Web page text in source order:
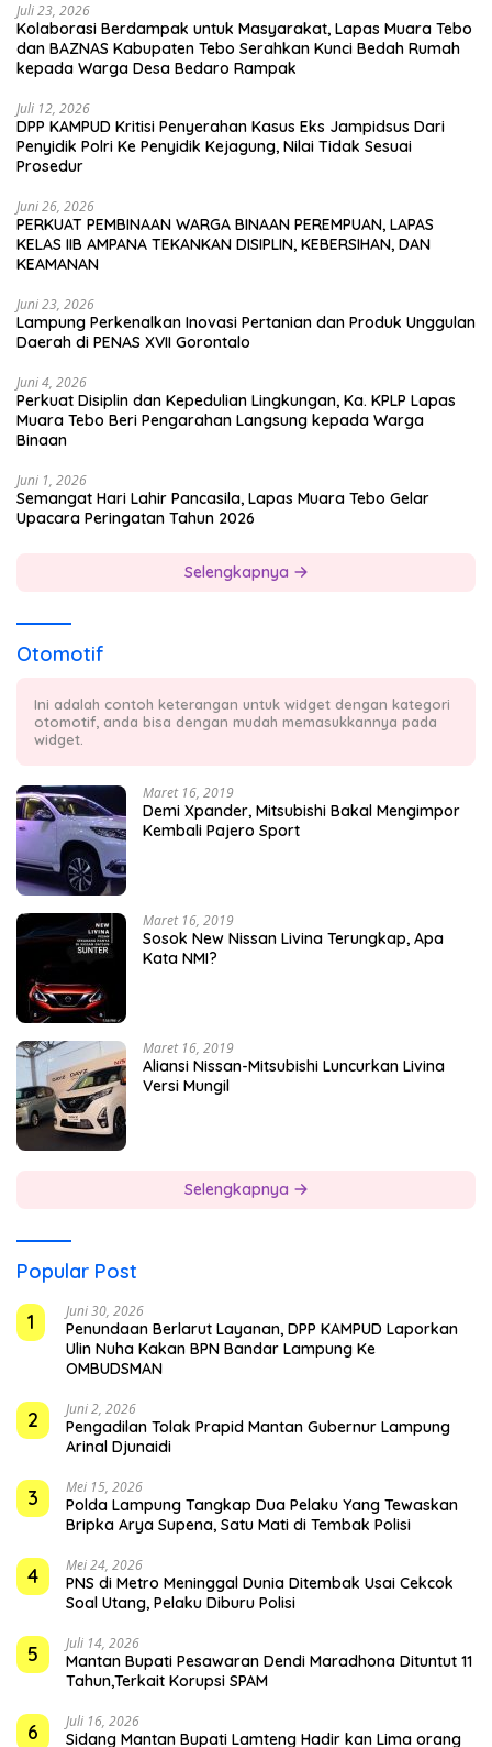
Juli 23, 2026
Kolaborasi Berdampak untuk Masyarakat, Lapas Muara Tebo
dan BAZNAS Kabupaten Tebo Serahkan Kunci Bedah Rumah
kepada Warga Desa Bedaro Rampak
Juli 12, 2026
DPP KAMPUD Kritisi Penyerahan Kasus Eks Jampidsus Dari
Penyidik Polri Ke Penyidik Kejagung, Nilai Tidak Sesuai
Prosedur
Juni 26, 2026
PERKUAT PEMBINAAN WARGA BINAAN PEREMPUAN, LAPAS
KELAS IIB AMPANA TEKANKAN DISIPLIN, KEBERSIHAN, DAN
KEAMANAN
Juni 23, 2026
Lampung Perkenalkan Inovasi Pertanian dan Produk Unggulan
Daerah di PENAS XVII Gorontalo
Juni 4, 2026
Perkuat Disiplin dan Kepedulian Lingkungan, Ka. KPLP Lapas
Muara Tebo Beri Pengarahan Langsung kepada Warga
Binaan
Juni 1, 2026
Semangat Hari Lahir Pancasila, Lapas Muara Tebo Gelar
Upacara Peringatan Tahun 2026
Selengkapnya
Otomotif
Ini adalah contoh keterangan untuk widget dengan kategori
otomotif, anda bisa dengan mudah memasukkannya pada
widget.
Maret 16, 2019
Demi Xpander, Mitsubishi Bakal Mengimpor
Kembali Pajero Sport
Maret 16, 2019
Sosok New Nissan Livina Terungkap, Apa
Kata NMI?
Maret 16, 2019
Aliansi Nissan-Mitsubishi Luncurkan Livina
Versi Mungil
Selengkapnya
Popular Post
1
Juni 30, 2026
Penundaan Berlarut Layanan, DPP KAMPUD Laporkan
Ulin Nuha Kakan BPN Bandar Lampung Ke
OMBUDSMAN
2 Juni 2, 2026
Pengadilan Tolak Prapid Mantan Gubernur Lampung
Arinal Djunaidi
3 Mei 15, 2026
Polda Lampung Tangkap Dua Pelaku Yang Tewaskan
Bripka Arya Supena, Satu Mati di Tembak Polisi
4 Mei 24, 2026
PNS di Metro Meninggal Dunia Ditembak Usai Cekcok
Soal Utang, Pelaku Diburu Polisi
5 Juli 14, 2026
Mantan Bupati Pesawaran Dendi Maradhona Dituntut 11
Tahun,Terkait Korupsi SPAM
6 Juli 16, 2026
Sidang Mantan Bupati Lamteng Hadir kan Lima orang